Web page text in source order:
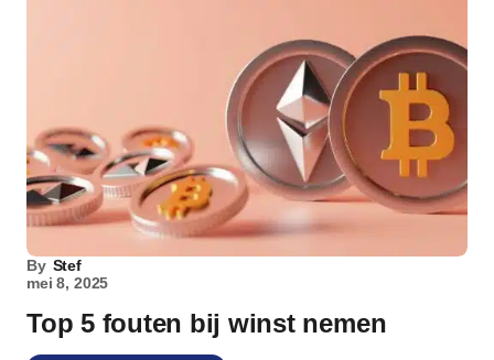
By Stef
mei 8, 2025
Top 5 fouten bij winst nemen